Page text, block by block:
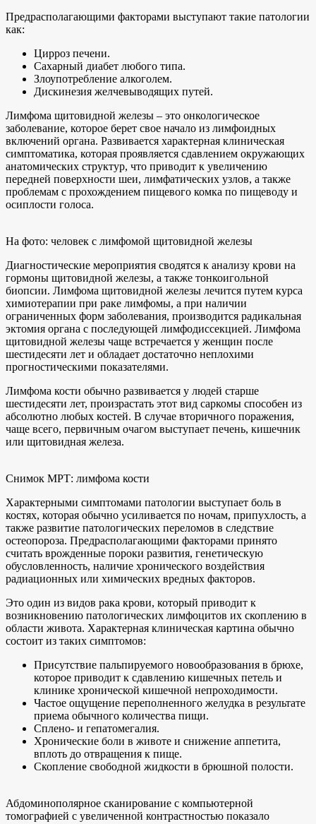
Предрасполагающими факторами выступают такие патологии
как:
Цирроз печени.
Сахарный диабет любого типа.
Злоупотребление алкоголем.
Дискинезия желчевыводящих путей.
Лимфома щитовидной железы – это онкологическое
заболевание, которое берет свое начало из лимфоидных
включений органа. Развивается характерная клиническая
симптоматика, которая проявляется сдавлением окружающих
анатомических структур, что приводит к увеличению
передней поверхности шеи, лимфатических узлов, а также
проблемам с прохождением пищевого комка по пищеводу и
осиплости голоса.
На фото: человек с лимфомой щитовидной железы
Диагностические мероприятия сводятся к анализу крови на
гормоны щитовидной железы, а также тонкоигольной
биопсии. Лимфома щитовидной железы лечится путем курса
химиотерапии при раке лимфомы, а при наличии
ограниченных форм заболевания, производится радикальная
эктомия органа с последующей лимфодиссекцией. Лимфома
щитовидной железы чаще встречается у женщин после
шестидесяти лет и обладает достаточно неплохими
прогностическими показателями.
Лимфома кости обычно развивается у людей старше
шестидесяти лет, произрастать этот вид саркомы способен из
абсолютно любых костей. В случае вторичного поражения,
чаще всего, первичным очагом выступает печень, кишечник
или щитовидная железа.
Снимок МРТ: лимфома кости
Характерными симптомами патологии выступает боль в
костях, которая обычно усиливается по ночам, припухлость, а
также развитие патологических переломов в следствие
остеопороза. Предрасполагающими факторами принято
считать врожденные пороки развития, генетическую
обусловленность, наличие хронического воздействия
радиационных или химических вредных факторов.
Это один из видов рака крови, который приводит к
возникновению патологических лимфоцитов их скоплению в
области живота. Характерная клиническая картина обычно
состоит из таких симптомов:
Присутствие пальпируемого новообразования в брюхе,
которое приводит к сдавлению кишечных петель и
клинике хронической кишечной непроходимости.
Частое ощущение переполненного желудка в результате
приема обычного количества пищи.
Сплено- и гепатомегалия.
Хронические боли в животе и снижение аппетита,
вплоть до отвращения к пище.
Скопление свободной жидкости в брюшной полости.
Абдоминополярное сканирование с компьютерной
томографией с увеличенной контрастностью показало